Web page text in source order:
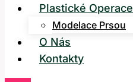
Plastické Operace
Modelace Prsou
O Nás
Kontakty